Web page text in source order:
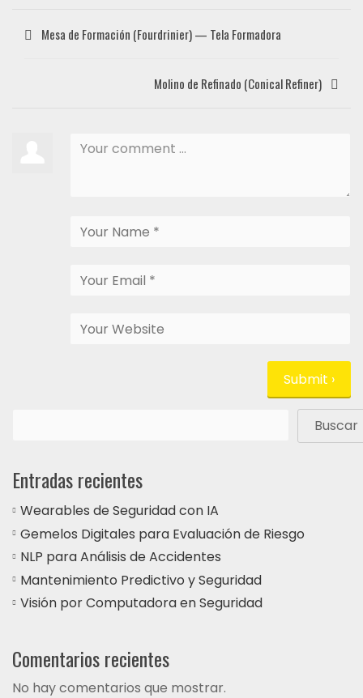
Mesa de Formación (Fourdrinier) — Tela Formadora
Molino de Refinado (Conical Refiner)
Buscar
Entradas recientes
Wearables de Seguridad con IA
Gemelos Digitales para Evaluación de Riesgo
NLP para Análisis de Accidentes
Mantenimiento Predictivo y Seguridad
Visión por Computadora en Seguridad
Comentarios recientes
No hay comentarios que mostrar.